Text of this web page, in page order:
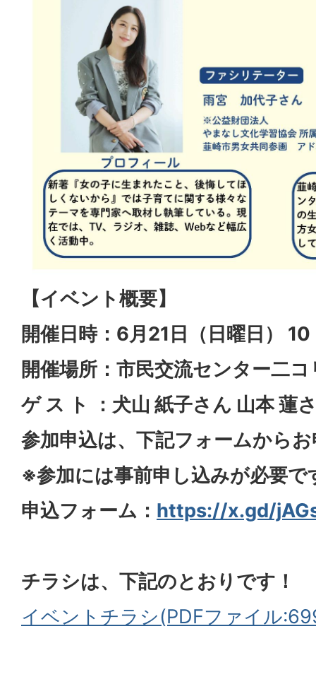
【イベント概要】
開催日時：6月21日（日曜日）
開催場所：市民交流センター二
ゲ ス ト ：犬山 紙子さん 山本 蓮
参加申込は、下記フォームから
※参加には事前申し込みが必要で
申込フォーム： https://x.gd/
チラシは、下記のとおりです！
イベントチラシ(PDFファイル